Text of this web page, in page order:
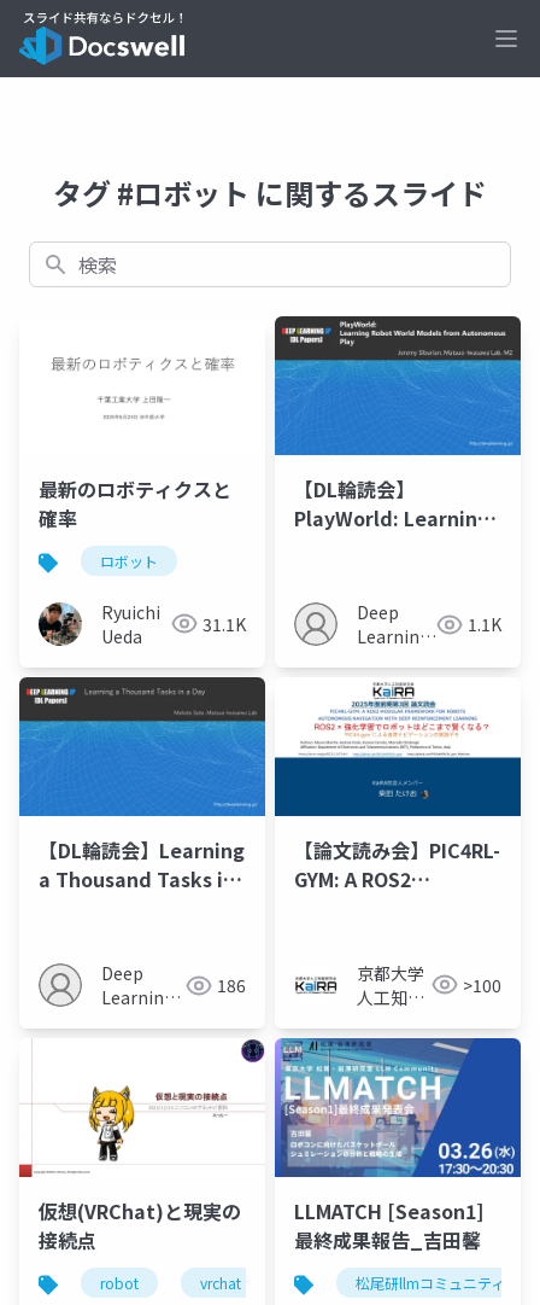
タグ #ロボット に関するスライド
検索
最新のロボティクスと
確率
ロボット
Ryuichi
Ueda
31.1K
【DL輪読会】
PlayWorld: Learning
Play
Deep
Learning
1.1K
【DL輪読会】Learning
a Thousand Tasks in
Deep
Learning
186
【論文読み会】PIC4RL-
GYM: A ROS2
ROBOTS
AUTONOMOUS
NAVIGATION WITH
DEEP
REINFORCEMENT
LEARNING
京都大学
人工知能
KaiRA
>100
仮想(VRChat)と現実の
接続点
robot vrchat ファイバリオン
LLMATCH [Season1]
最終成果報告_吉田馨
松尾研llmコミュニティ